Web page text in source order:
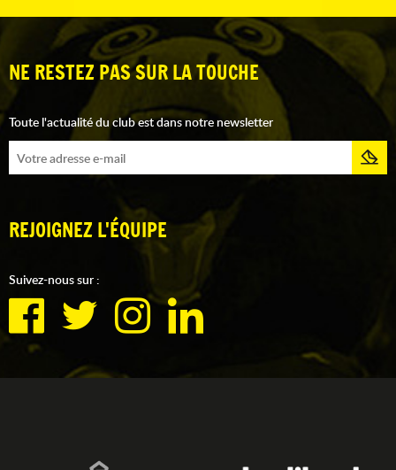
NE RESTEZ PAS SUR LA TOUCHE
Toute l'actualité du club est dans notre newsletter
REJOIGNEZ L'ÉQUIPE
Suivez-nous sur :